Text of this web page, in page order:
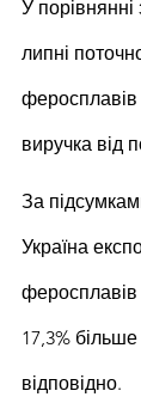
У
липні
феросплавів
виручка від
За
Україна
17,3%
відповідно.